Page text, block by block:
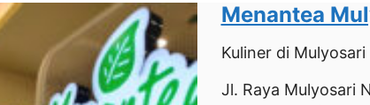
Menantea
Kulinerdi Mulyosari
Jl. Raya Mulyosari